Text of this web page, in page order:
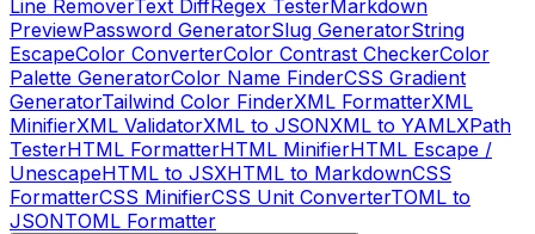
Line RemoverText DiffRegex TesterMarkdown
PreviewPassword GeneratorSlug GeneratorString
EscapeColor ConverterColor Contrast CheckerColor
Palette GeneratorColor Name FinderCSS Gradient
GeneratorTailwind Color FinderXML FormatterXML
MinifierXML ValidatorXML to JSONXML to YAMLXPath
TesterHTML FormatterHTML MinifierHTML Escape /
UnescapeHTML to JSXHTML to MarkdownCSS
FormatterCSS MinifierCSS Unit ConverterTOML to
JSONTOML Formatter